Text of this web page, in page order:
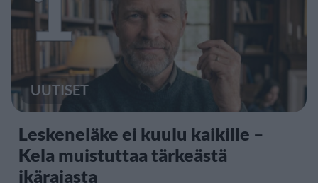
UUTISET
Leskeneläke ei kuulu kaikille –
Kela muistuttaa tärkeästä
ikärajasta